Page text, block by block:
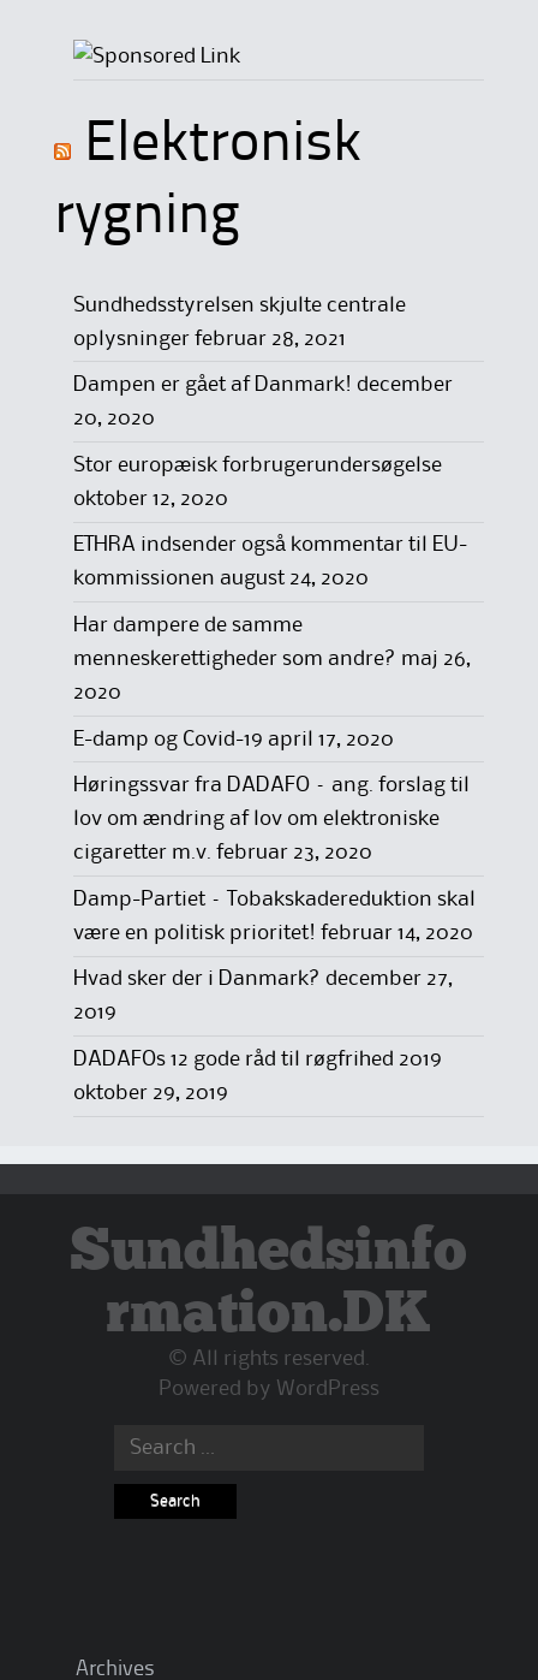
Elektronisk
rygning
Sundhedsstyrelsen skjulte centrale
oplysninger februar 28, 2021
Dampen er gået af Danmark! december
20, 2020
Stor europæisk forbrugerundersøgelse
oktober 12, 2020
ETHRA indsender også kommentar til EU-
kommissionen august 24, 2020
Har dampere de samme
menneskerettigheder som andre? maj 26,
2020
E-damp og Covid-19 april 17, 2020
Høringssvar fra DADAFO – ang. forslag til
lov om ændring af lov om elektroniske
cigaretter m.v. februar 23, 2020
Damp-Partiet – Tobakskadereduktion skal
være en politisk prioritet! februar 14, 2020
Hvad sker der i Danmark? december 27,
2019
DADAFOs 12 gode råd til røgfrihed 2019
oktober 29, 2019
Sundhedsinfo
rmation.DK
© All rights reserved.
Powered by WordPress
Search
Archives